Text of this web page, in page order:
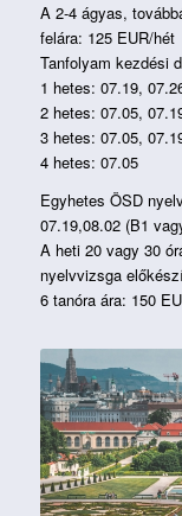
A 2-4 ágyas,
felára: 125 EUR/hét
Tanfolyam kezdési
1 hetes: 07.19,
2 hetes: 07.05,
3 hetes: 07.05,
4 hetes: 07.05
Egyhetes ÖSD
07.19,08.02 (B1
A heti 20 vagy 30
nyelvvizsga
6 tanóra ára: 150